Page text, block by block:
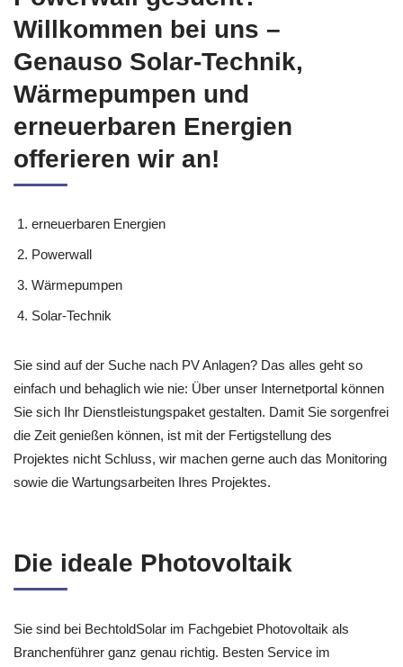
Willkommen bei uns –
Genauso Solar-Technik,
Wärmepumpen und
erneuerbaren Energien
offerieren wir an!
erneuerbaren Energien
Powerwall
Wärmepumpen
Solar-Technik
Sie sind auf der Suche nach PV Anlagen? Das alles geht so
einfach und behaglich wie nie: Über unser Internetportal können
Sie sich Ihr Dienstleistungspaket gestalten. Damit Sie sorgenfrei
die Zeit genießen können, ist mit der Fertigstellung des
Projektes nicht Schluss, wir machen gerne auch das Monitoring
sowie die Wartungsarbeiten Ihres Projektes.
Die ideale Photovoltaik
Sie sind bei BechtoldSolar im Fachgebiet Photovoltaik als
Branchenführer ganz genau richtig. Besten Service im